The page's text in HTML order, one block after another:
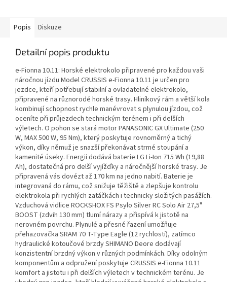
Popis Diskuze
Detailní popis produktu
e-Fionna 10.11: Horské elektrokolo připravené pro každou vaši
náročnou jízdu Model CRUSSIS e-Fionna 10.11 je určen pro
jezdce, kteří potřebují stabilní a ovladatelné elektrokolo,
připravené na různorodé horské trasy. Hliníkový rám a větší kola
kombinují schopnost rychle manévrovat s plynulou jízdou, což
oceníte při průjezdech technickým terénem i při delších
výletech. O pohon se stará motor PANASONIC GX Ultimate (250
W, MAX 500 W, 95 Nm), který poskytuje rovnoměrný a tichý
výkon, díky němuž je snazší překonávat strmé stoupání a
kamenité úseky. Energii dodává baterie LG Li-Ion 715 Wh (19,88
Ah), dostatečná pro delší vyjížďky a náročnější horské trasy. Je
připravená vás dovézt až 170 km na jedno nabití. Baterie je
integrovaná do rámu, což snižuje těžiště a zlepšuje kontrolu
elektrokola při rychlých zatáčkách i technicky složitých pasážích.
Vzduchová vidlice ROCKSHOX FS Psylo Silver RC Solo Air 27,5"
BOOST (zdvih 130 mm) tlumí nárazy a přispívá k jistotě na
nerovném povrchu. Plynulé a přesné řazení umožňuje
přehazovačka SRAM 70 T-Type Eagle (12 rychlostí), zatímco
hydraulické kotoučové brzdy SHIMANO Deore dodávají
konzistentní brzdný výkon v různých podmínkách. Díky odolným
komponentům a odpružení poskytuje CRUSSIS e-Fionna 10.11
komfort a jistotu i při delších výletech v technickém terénu. Je